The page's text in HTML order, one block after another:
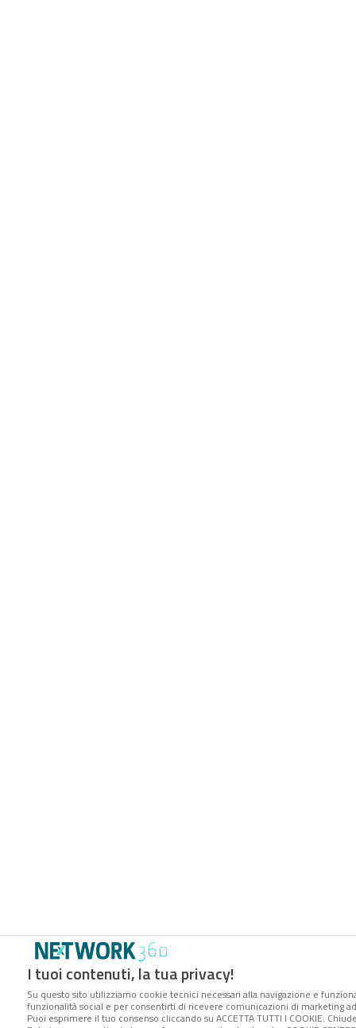
I tuoi contenuti, la tua privacy!
Su questo sito utilizziamo cookie tecnici necessari alla navigazione e
funzionalità social e per consentirti di ricevere comunicazioni di marketing
Puoi esprimere il tuo consenso cliccando su ACCETTA TUTTI I COOKIE.